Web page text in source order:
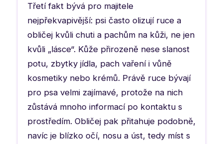
Třetí fakt bývá pro majitele
nejpřekvapivější: psi často olizují ruce a
obličej kvůli chuti a pachům na kůži, ne jen
kvůli „lásce“. Kůže přirozeně nese slanost
potu, zbytky jídla, pach vaření i vůně
kosmetiky nebo krémů. Právě ruce bývají
pro psa velmi zajímavé, protože na nich
zůstává mnoho informací po kontaktu s
prostředím. Obličej pak přitahuje podobně,
navíc je blízko očí, nosu a úst, tedy míst s